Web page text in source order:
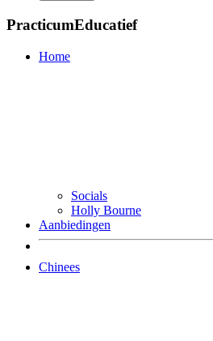
PracticumEducatief
Home
Socials
Holly Bourne
Aanbiedingen
Chinees